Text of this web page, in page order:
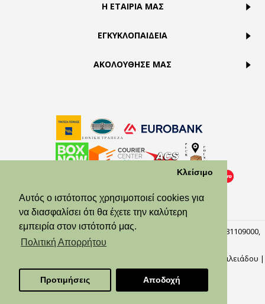
Αυτός ο ιστότοπος χρησιμοποιεί cookies για
να διασφαλίσει ότι θα έχετε την καλύτερη
εμπειρία στον ιστότοπό μας.
Πολιτική Απορρήτου
Κλείσιμο
Προτιμήσεις Αποδοχή
Η ΕΤΑΙΡΙΑ ΜΑΣ
ΕΓΚΥΚΛΟΠΑΙΔΕΙΑ
ΑΚΟΛΟΥΘΗΣΕ ΜΑΣ
© Theodora’s Jewelry 2026. All Rights Reserved. ΑΡ.ΓΕΜΗ:158381109000,
Πειραιάς, 18537.
Ναυσικά Βασιλειάδου |
Προγραμματιστής: Κωνσταντίνος Κοκορδέλης
Web Design